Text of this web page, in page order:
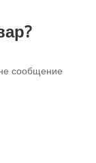
сообщение